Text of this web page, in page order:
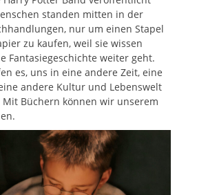
standen mitten in der
nur um einen Stapel
zu kaufen, weil sie wissen
Fantasiegeschichte weiter geht.
es, uns in eine andere Zeit, eine
andere Kultur und Lebenswelt
Büchern können wir unserem